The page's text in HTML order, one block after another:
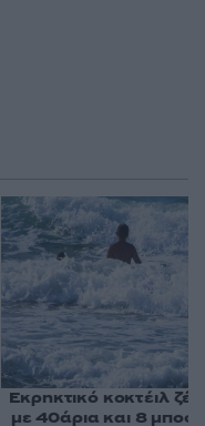
Εκρηκτικό κοκτέιλ
με 40άρια και 8